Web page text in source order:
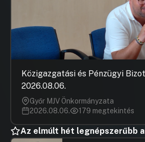
Közigazgatási és Pénzügyi
2026.08.06.
Győr MJV Önkormányzata
2026.08.06.
179 megtekintés
Az elmúlt hét legnépszerűbb